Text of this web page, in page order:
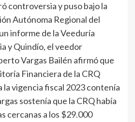
controversia y puso bajo la
Autónoma Regional del
informe de la Veeduría
y Quindío, el veedor
Vargas Bailén afirmó que
Financiera de la CRQ
vigencia fiscal 2023 contenía
sostenía que la CRQ había
cercanas a los $29.000